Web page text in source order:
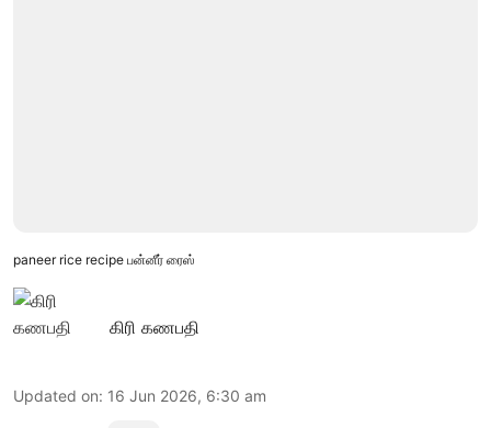
paneer rice recipe பன்னீர் ரைஸ்
கிரி கணபதி
Updated on: 16 Jun 2026, 6:30 am